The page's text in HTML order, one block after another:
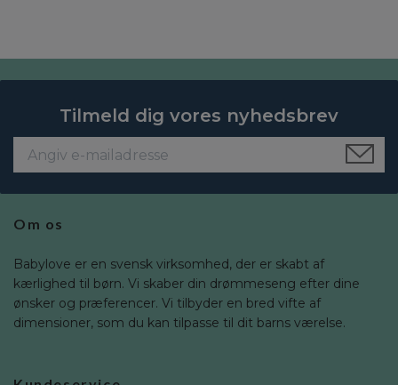
Tilmeld dig vores nyhedsbrev
Om os
Babylove er en svensk virksomhed, der er skabt af
kærlighed til børn. Vi skaber din drømmeseng efter dine
ønsker og præferencer. Vi tilbyder en bred vifte af
dimensioner, som du kan tilpasse til dit barns værelse.